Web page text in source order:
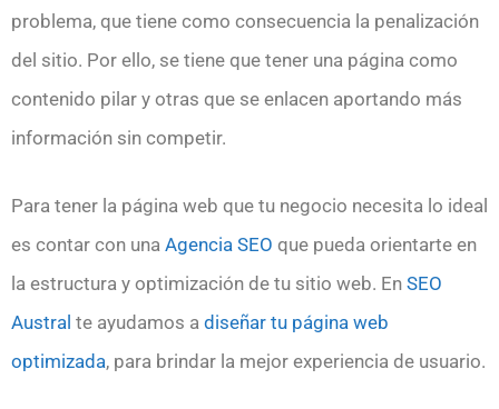
problema, que tiene como consecuencia la penalización
del sitio. Por ello, se tiene que tener una página como
contenido pilar y otras que se enlacen aportando más
información sin competir.
Para tener la página web que tu negocio necesita lo ideal
es contar con una Agencia SEO que pueda orientarte en
la estructura y optimización de tu sitio web. En SEO
Austral te ayudamos a diseñar tu página web
optimizada, para brindar la mejor experiencia de usuario.